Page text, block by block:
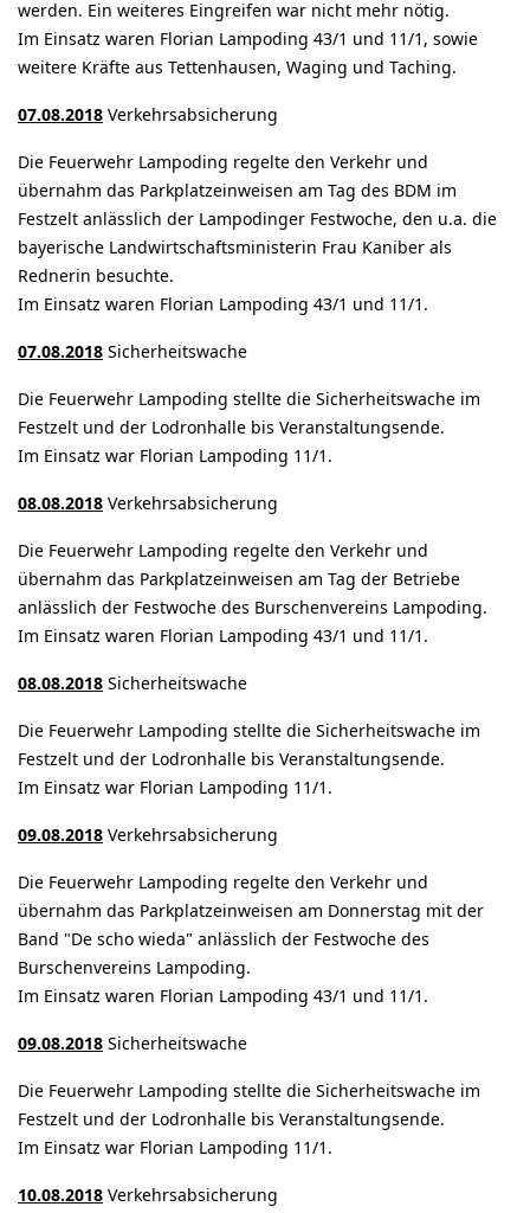
werden. Ein weiteres Eingreifen war nicht mehr nötig.
Im Einsatz waren Florian Lampoding 43/1 und 11/1, sowie
weitere Kräfte aus Tettenhausen, Waging und Taching.
07.08.2018 Verkehrsabsicherung
Die Feuerwehr Lampoding regelte den Verkehr und
übernahm das Parkplatzeinweisen am Tag des BDM im
Festzelt anlässlich der Lampodinger Festwoche, den u.a. die
bayerische Landwirtschaftsministerin Frau Kaniber als
Rednerin besuchte.
Im Einsatz waren Florian Lampoding 43/1 und 11/1.
07.08.2018 Sicherheitswache
Die Feuerwehr Lampoding stellte die Sicherheitswache im
Festzelt und der Lodronhalle bis Veranstaltungsende.
Im Einsatz war Florian Lampoding 11/1.
08.08.2018 Verkehrsabsicherung
Die Feuerwehr Lampoding regelte den Verkehr und
übernahm das Parkplatzeinweisen am Tag der Betriebe
anlässlich der Festwoche des Burschenvereins Lampoding.
Im Einsatz waren Florian Lampoding 43/1 und 11/1.
08.08.2018 Sicherheitswache
Die Feuerwehr Lampoding stellte die Sicherheitswache im
Festzelt und der Lodronhalle bis Veranstaltungsende.
Im Einsatz war Florian Lampoding 11/1.
09.08.2018 Verkehrsabsicherung
Die Feuerwehr Lampoding regelte den Verkehr und
übernahm das Parkplatzeinweisen am Donnerstag mit der
Band "De scho wieda" anlässlich der Festwoche des
Burschenvereins Lampoding.
Im Einsatz waren Florian Lampoding 43/1 und 11/1.
09.08.2018 Sicherheitswache
Die Feuerwehr Lampoding stellte die Sicherheitswache im
Festzelt und der Lodronhalle bis Veranstaltungsende.
Im Einsatz war Florian Lampoding 11/1.
10.08.2018 Verkehrsabsicherung